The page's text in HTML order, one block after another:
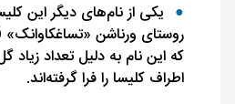
یکی از نام‌های دیگر این
روستای ورناشن
که این نام به دلیل تعداد
اطراف کلیسا را فرا گرفته‌اند.